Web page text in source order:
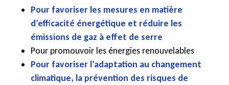
Pour favoriser les mesures en matière
d’efficacité énergétique et réduire les
émissions de gaz à effet de serre
Pour promouvoir les énergies renouvelables
Pour favoriser l’adaptation au changement
climatique, la prévention des risques de